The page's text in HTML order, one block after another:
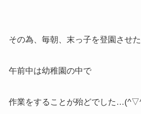
その為、毎朝、末っ子を登園させた
午前中は幼稚園の中で
作業をすることが殆どでした